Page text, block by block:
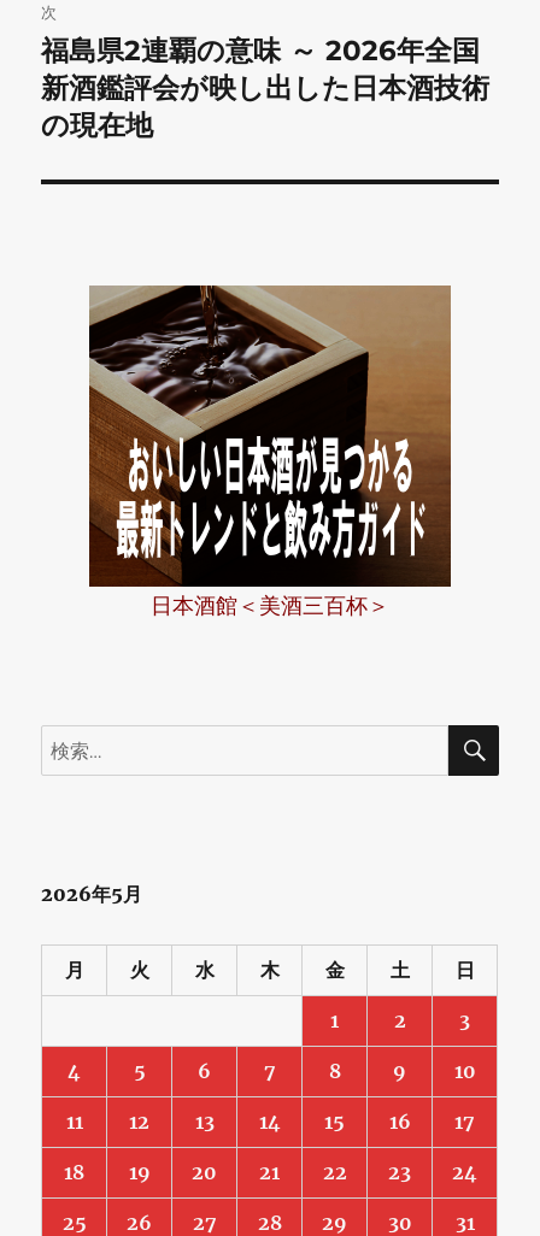
ー
シ
ョ
ン
次
次
の
投
福島県2連覇の意味 ～ 2026年全国
新酒鑑評会が映し出した日本酒技術
の現在地
日本酒館＜美酒三百杯＞
検
索:
検
2026年5月
月 火 水 木 金 土 日
1 2 3
4 5 6 7 8 9 10
11 12 13 14 15 16 17
18 19 20 21 22 23 24
25 26 27 28 29 30 31